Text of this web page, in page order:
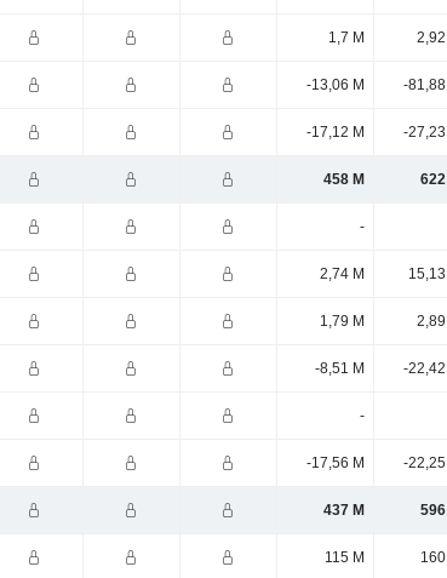
1,7 M 2,92
-13,06 M -81,88
-17,12 M -27,23
458 M 622
-
2,74 M 15,13
1,79 M 2,89
-8,51 M -22,42
-
-17,56 M -22,25
437 M 596
115 M 160